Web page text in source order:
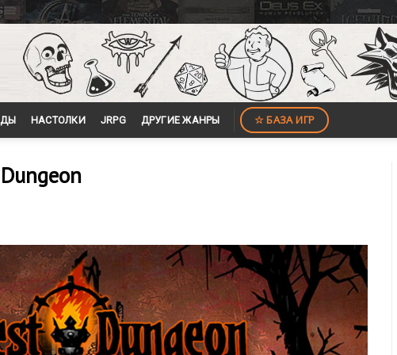
НАСТОЛКИ JRPG ДРУГИЕ ЖАНРЫ ☆ БАЗА ИГР